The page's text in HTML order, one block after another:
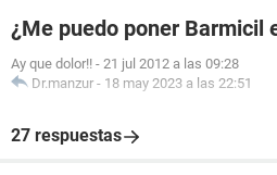
¿Me puedo poner Barmicil
Ay que dolor!! - 21 jul 2012 a las 09:28
Dr.manzur - 18 may 2023 a las 22:51
27 respuestas